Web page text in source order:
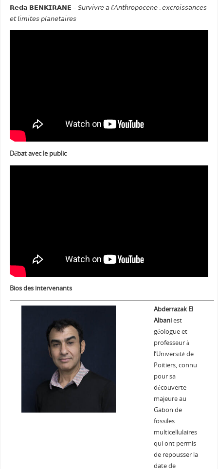
𝗥𝗲𝗱𝗮 𝗕𝗘𝗡𝗞𝗜𝗥𝗔𝗡𝗘 – 𝘚𝘶𝘳𝘷𝘪𝘷𝘳𝘦 𝘢 𝘭’𝘈𝘯𝘵𝘩𝘳𝘰𝘱𝘰𝘤𝘦𝘯𝘦 : 𝘦𝘹𝘤𝘳𝘰𝘪𝘴𝘴𝘢𝘯𝘤𝘦𝘴
𝘦𝘵 𝘭𝘪𝘮𝘪𝘵𝘦𝘴 𝘱𝘭𝘢𝘯𝘦𝘵𝘢𝘪𝘳𝘦𝘴
Débat avec le public
Bios des intervenants
Abderrazak El
Albaniest
géologue et
professeur à
l’Université de
Poitiers, connu
pour sa
découverte
majeure au
Gabon de
fossiles
multicellulaires
qui ont permis
de repousser la
date de